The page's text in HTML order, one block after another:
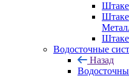
Водосточные
Назад